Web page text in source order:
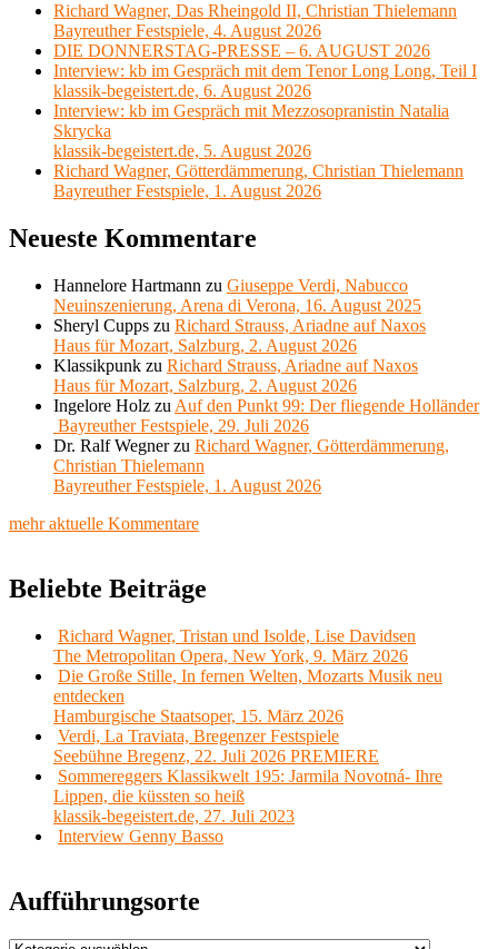
Richard Wagner, Das Rheingold II, Christian Thielemann
Bayreuther Festspiele, 4. August 2026
DIE DONNERSTAG-PRESSE – 6. AUGUST 2026
Interview: kb im Gespräch mit dem Tenor Long Long, Teil I
klassik-begeistert.de, 6. August 2026
Interview: kb im Gespräch mit Mezzosopranistin Natalia
Skrycka
klassik-begeistert.de, 5. August 2026
Richard Wagner, Götterdämmerung, Christian Thielemann
Bayreuther Festspiele, 1. August 2026
Neueste Kommentare
Hannelore Hartmann zu Giuseppe Verdi, Nabucco
Neuinszenierung, Arena di Verona, 16. August 2025
Sheryl Cupps zu Richard Strauss, Ariadne auf Naxos
Haus für Mozart, Salzburg, 2. August 2026
Klassikpunk zu Richard Strauss, Ariadne auf Naxos
Haus für Mozart, Salzburg, 2. August 2026
Ingelore Holz zu Auf den Punkt 99: Der fliegende Holländer
Bayreuther Festspiele, 29. Juli 2026
Dr. Ralf Wegnerzu Richard Wagner, Götterdämmerung,
Christian Thielemann
Bayreuther Festspiele, 1. August 2026
mehr aktuelle Kommentare
Beliebte Beiträge
Richard Wagner, Tristan und Isolde, Lise Davidsen
The Metropolitan Opera, New York, 9. März 2026
Die Große Stille, In fernen Welten, Mozarts Musik neu
entdecken
Hamburgische Staatsoper, 15. März 2026
Verdi, La Traviata, Bregenzer Festspiele
Seebühne Bregenz, 22. Juli 2026 PREMIERE
Sommereggers Klassikwelt 195: Jarmila Novotná- Ihre
Lippen, die küssten so heiß
klassik-begeistert.de, 27. Juli 2023
Interview Genny Basso
Aufführungsorte